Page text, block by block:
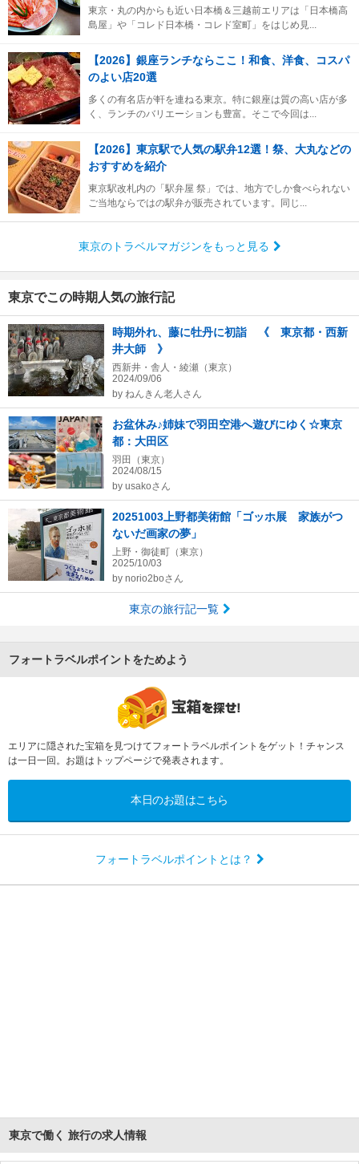
東京・丸の内からも近い日本橋＆三越前エリアは「日本橋高
島屋」や「コレド日本橋・コレド室町」をはじめ見...
【2026】銀座ランチならここ！和食、洋食、コスパ
のよい店20選
多くの有名店が軒を連ねる東京。特に銀座は質の高い店が多
く、ランチのバリエーションも豊富。そこで今回は...
【2026】東京駅で人気の駅弁12選！祭、大丸などの
おすすめを紹介
東京駅改札内の「駅弁屋 祭」では、地方でしか食べられない
ご当地ならではの駅弁が販売されています。同じ...
東京のトラベルマガジンをもっと見る
東京でこの時期人気の旅行記
時期外れ、藤に牡丹に初詣 《 東京都・西新
井大師 》
西新井・舎人・綾瀬（東京）
2024/09/06
by ねんきん老人さん
お盆休み♪姉妹で羽田空港へ遊びにゆく☆東京
都：大田区
羽田（東京）
2024/08/15
by usakoさん
20251003上野都美術館「ゴッホ展 家族がつ
ないだ画家の夢」
上野・御徒町（東京）
2025/10/03
by norio2boさん
東京の旅行記一覧
フォートラベルポイントをためよう
エリアに隠された宝箱を見つけてフォートラベルポイントをゲット！チャンス
は一日一回。お題はトップページで発表されます。
本日のお題はこちら
フォートラベルポイントとは？
東京で働く 旅行の求人情報